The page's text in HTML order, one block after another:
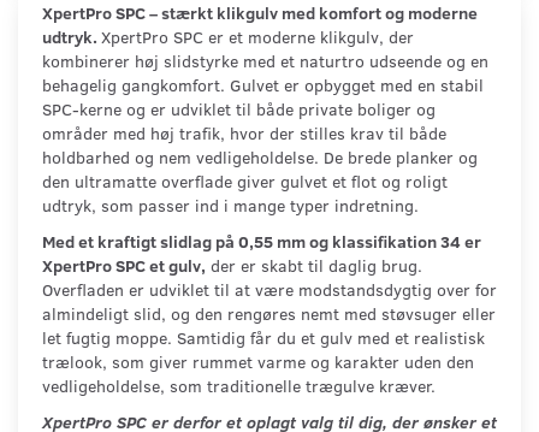
XpertPro SPC – stærkt klikgulv med komfort og moderne
udtryk. XpertPro SPC er et moderne klikgulv, der
kombinerer høj slidstyrke med et naturtro udseende og en
behagelig gangkomfort. Gulvet er opbygget med en stabil
SPC-kerne og er udviklet til både private boliger og
områder med høj trafik, hvor der stilles krav til både
holdbarhed og nem vedligeholdelse. De brede planker og
den ultramatte overflade giver gulvet et flot og roligt
udtryk, som passer ind i mange typer indretning.
Med et kraftigt slidlag på 0,55 mm og klassifikation 34 er
XpertPro SPC et gulv, der er skabt til daglig brug.
Overfladen er udviklet til at være modstandsdygtig over for
almindeligt slid, og den rengøres nemt med støvsuger eller
let fugtig moppe. Samtidig får du et gulv med et realistisk
trælook, som giver rummet varme og karakter uden den
vedligeholdelse, som traditionelle trægulve kræver.
XpertPro SPC er derfor et oplagt valg til dig, der ønsker et